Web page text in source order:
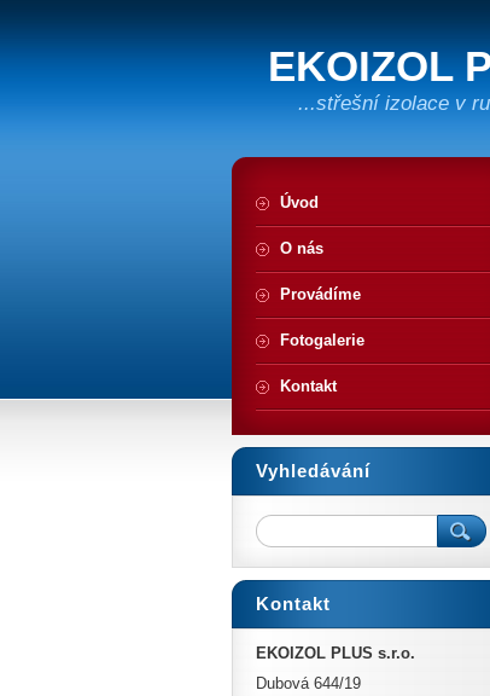
EKOIZOL
...střešní izolace v
Úvod
O nás
Provádíme
Fotogalerie
Kontakt
Vyhledávání
Kontakt
EKOIZOL PLUS s.r.o.
Dubová 644/19